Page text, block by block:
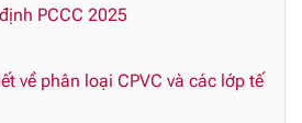
PCCC 2025
về phân loại CPVC và các lớp tế